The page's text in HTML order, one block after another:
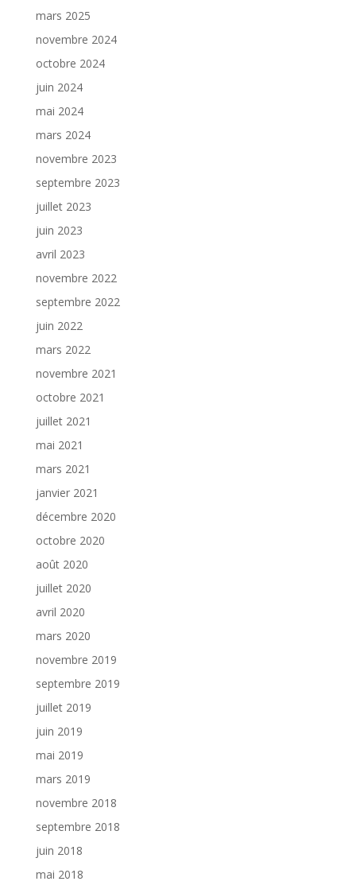
mars 2025
novembre 2024
octobre 2024
juin 2024
mai 2024
mars 2024
novembre 2023
septembre 2023
juillet 2023
juin 2023
avril 2023
novembre 2022
septembre 2022
juin 2022
mars 2022
novembre 2021
octobre 2021
juillet 2021
mai 2021
mars 2021
janvier 2021
décembre 2020
octobre 2020
août 2020
juillet 2020
avril 2020
mars 2020
novembre 2019
septembre 2019
juillet 2019
juin 2019
mai 2019
mars 2019
novembre 2018
septembre 2018
juin 2018
mai 2018